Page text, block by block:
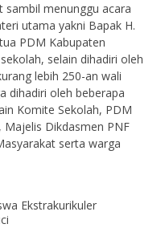
menunggu acara
utama yakni Bapak H.
PDM Kabupaten
selain dihadiri oleh
lebih 250-an wali
dihadiri oleh beberapa
Komite Sekolah, PDM
Majelis Dikdasmen PNF
serta warga
Ekstrakurikuler